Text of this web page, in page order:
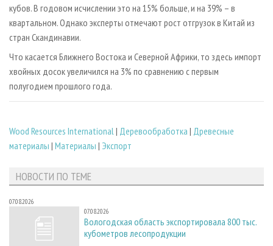
кубов. В годовом исчислении это на 15% больше, и на 39% – в
квартальном. Однако эксперты отмечают рост отгрузок в Китай из
стран Скандинавии.
Что касается Ближнего Востока и Северной Африки, то здесь импорт
хвойных досок увеличился на 3% по сравнению с первым
полугодием прошлого года.
Wood Resources International| Деревообработка | Древесные
материалы | Материалы | Экспорт
НОВОСТИ ПО ТЕМЕ
07.08.2026
07.08.2026
Вологодская область экспортировала 800 тыс.
кубометров лесопродукции